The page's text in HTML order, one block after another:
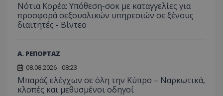
Νότια Κορέα: Υπόθεση-σοκ με καταγγελίες για
προσφορά σεξουαλικών υπηρεσιών σε ξένους
διαιτητές - Bίντεο
Α. ΡΕΠΟΡΤΑΖ
08.08.2026 - 08:23
Μπαράζ ελέγχων σε όλη την Κύπρο – Ναρκωτικά,
κλοπές και μεθυσμένοι οδηγοί